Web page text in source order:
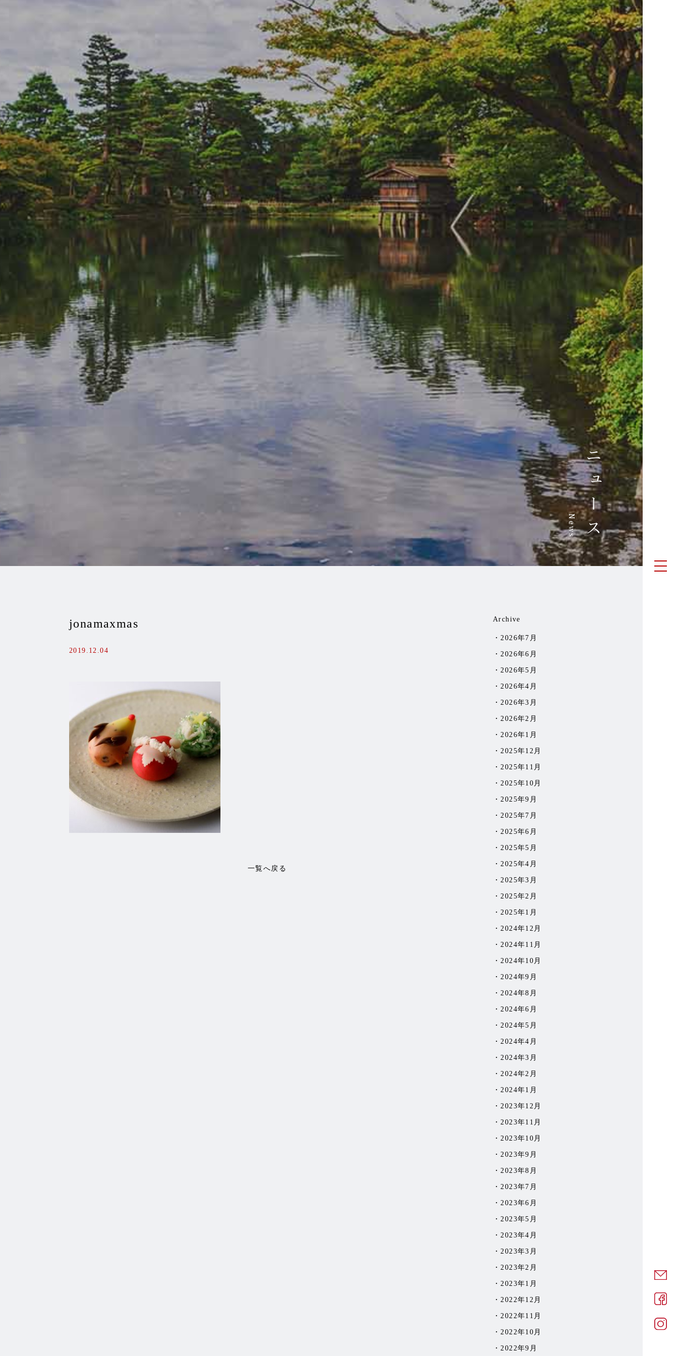
ニュース
News
jonamaxmas
2019.12.04
一覧へ戻る
Archive
2026年7月
2026年6月
2026年5月
2026年4月
2026年3月
2026年2月
2026年1月
2025年12月
2025年11月
2025年10月
2025年9月
2025年7月
2025年6月
2025年5月
2025年4月
2025年3月
2025年2月
2025年1月
2024年12月
2024年11月
2024年10月
2024年9月
2024年8月
2024年6月
2024年5月
2024年4月
2024年3月
2024年2月
2024年1月
2023年12月
2023年11月
2023年10月
2023年9月
2023年8月
2023年7月
2023年6月
2023年5月
2023年4月
2023年3月
2023年2月
2023年1月
2022年12月
2022年11月
2022年10月
2022年9月